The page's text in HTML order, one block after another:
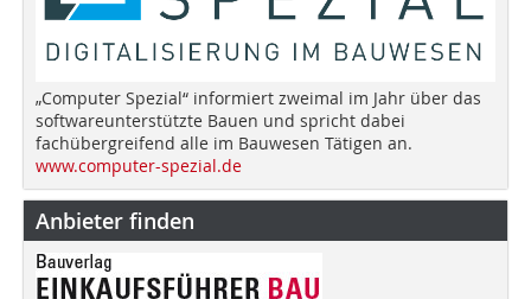
„Computer Spezial“ informiert zweimal im Jahr über das
softwareunterstützte Bauen und spricht dabei
fachübergreifend alle im Bauwesen Tätigen an.
www.computer-spezial.de
Anbieter finden